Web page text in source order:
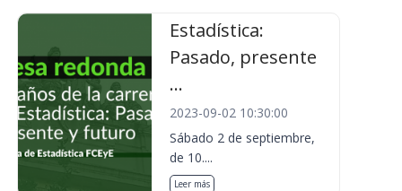
Estadística:
Pasado, presente
...
2023-09-02 10:30:00
Sábado 2 de septiembre,
de 10....
Leer más